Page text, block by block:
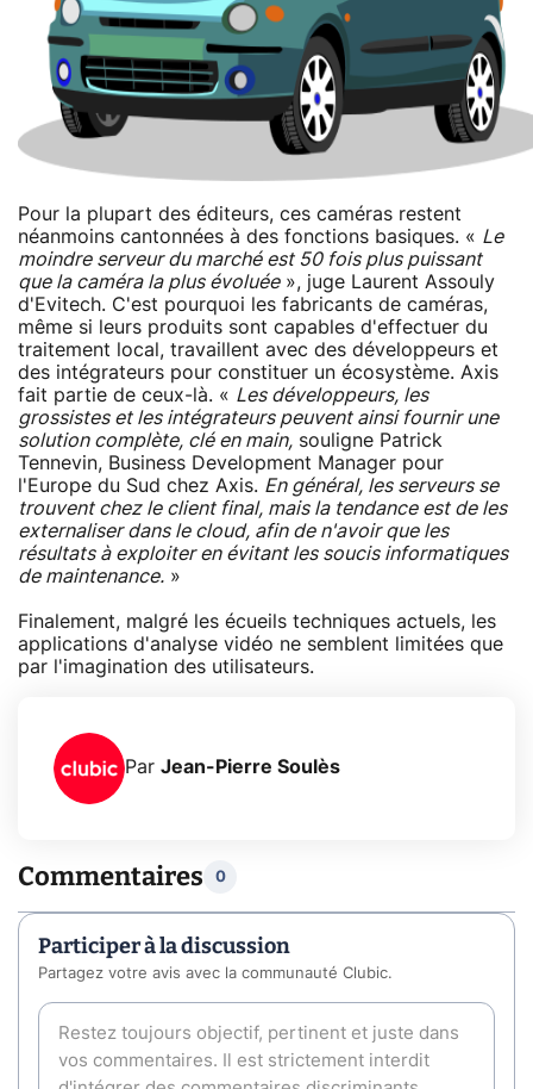
Pour la plupart des éditeurs, ces caméras restent
néanmoins cantonnées à des fonctions basiques. « Le
moindre serveur du marché est 50 fois plus puissant
que la caméra la plus évoluée», juge Laurent Assouly
d'Evitech. C'est pourquoi les fabricants de caméras,
même si leurs produits sont capables d'effectuer du
traitement local, travaillent avec des développeurs et
des intégrateurs pour constituer un écosystème. Axis
fait partie de ceux-là. « Les développeurs, les
grossistes et les intégrateurs peuvent ainsi fournir une
solution complète, clé en main, souligne Patrick
Tennevin, Business Development Manager pour
l'Europe du Sud chez Axis. En général, les serveurs se
trouvent chez le client final, mais la tendance est de les
externaliser dans le cloud, afin de n'avoir que les
résultats à exploiter en évitant les soucis informatiques
de maintenance. »
Finalement, malgré les écueils techniques actuels, les
applications d'analyse vidéo ne semblent limitées que
par l'imagination des utilisateurs.
Par Jean-Pierre Soulès
Commentaires 0
Participer à la discussion
Partagez votre avis avec la communauté Clubic.